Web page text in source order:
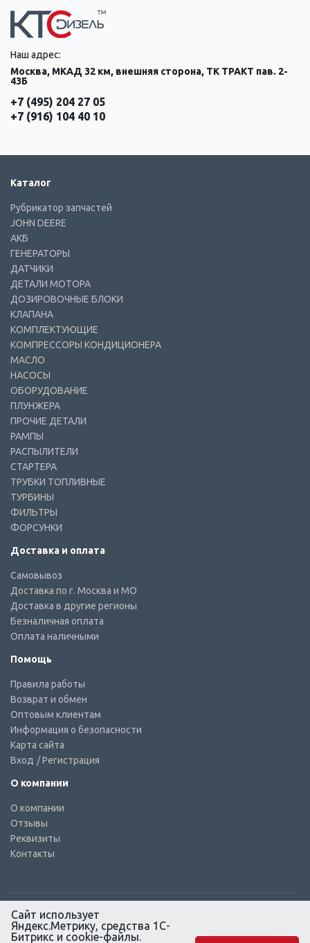
Наш адрес:
Москва, МКАД 32 км, внешняя сторона, ТК ТРАКТ пав. 2-
43Б
+7 (495) 204 27 05
+7 (916) 104 40 10
Каталог
Рубрикатор запчастей
JOHN DEERE
АКБ
ГЕНЕРАТОРЫ
ДАТЧИКИ
ДЕТАЛИ МОТОРА
ДОЗИРОВОЧНЫЕ БЛОКИ
КЛАПАНА
КОМПЛЕКТУЮЩИЕ
КОМПРЕССОРЫ КОНДИЦИОНЕРА
МАСЛО
НАСОСЫ
ОБОРУДОВАНИЕ
ПЛУНЖЕРА
ПРОЧИЕ ДЕТАЛИ
РАМПЫ
РАСПЫЛИТЕЛИ
СТАРТЕРА
ТРУБКИ ТОПЛИВНЫЕ
ТУРБИНЫ
ФИЛЬТРЫ
ФОРСУНКИ
Доставка и оплата
Самовывоз
Доставка по г. Москва и МО
Доставка в другие регионы
Безналичная оплата
Оплата наличными
Помощь
Правила работы
Возврат и обмен
Оптовым клиентам
Информация о безопасности
Карта сайта
Вход / Регистрация
О компании
О компании
Отзывы
Реквизиты
Контакты
© КТС-Дизель – Комплектующие к топливным системам
Все права защищены, 2003 – 2025
Сайт использует
Яндекс.Метрику, средства 1С-
Битрикс и cookie-файлы.